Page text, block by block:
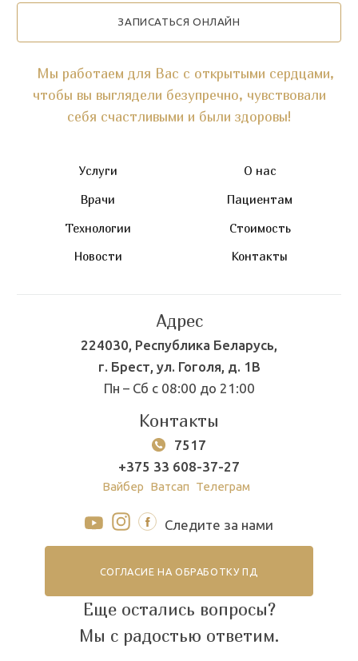
ЗАПИСАТЬСЯ ОНЛАЙН
Мы работаем для Вас с открытыми сердцами,
чтобы вы выглядели безупречно, чувствовали
себя счастливыми и были здоровы!
Услуги О нас
Врачи Пациентам
Технологии Стоимость
Новости Контакты
Адрес
224030, Республика Беларусь,
г. Брест, ул. Гоголя, д. 1В
Пн – Сб с 08:00 до 21:00
Контакты
+375 33 608-37-27
Вайбер Ватсап Телеграм
7517
Следите за нами
СОГЛАСИЕ НА ОБРАБОТКУ ПД
Еще остались вопросы?
Мы с радостью ответим.